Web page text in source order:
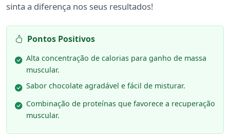
sinta a diferença nos seus resultados!
Pontos Positivos
Alta concentração de calorias para ganho de massa
muscular.
Sabor chocolate agradável e fácil de misturar.
Combinação de proteínas que favorece a recuperação
muscular.